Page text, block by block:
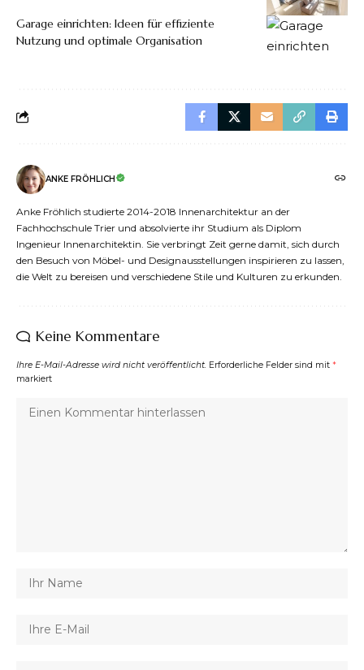
Garage einrichten: Ideen für effiziente
Nutzung und optimale Organisation
ANKE FRÖHLICH
Anke Fröhlich studierte 2014-2018 Innenarchitektur an der
Fachhochschule Trier und absolvierte ihr Studium als Diplom
Ingenieur Innenarchitektin. Sie verbringt Zeit gerne damit, sich durch
den Besuch von Möbel- und Designausstellungen inspirieren zu lassen,
die Welt zu bereisen und verschiedene Stile und Kulturen zu erkunden.
Keine Kommentare
Ihre E-Mail-Adresse wird nicht veröffentlicht. Erforderliche Felder sind mit *
markiert